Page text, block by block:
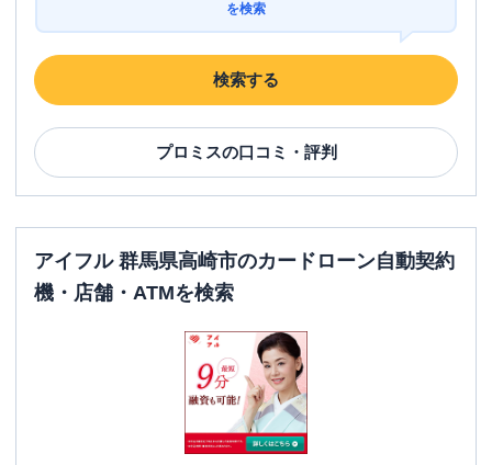
を検索
検索する
プロミスの口コミ・評判
アイフル 群馬県高崎市のカードローン自動契約
機・店舗・ATMを検索